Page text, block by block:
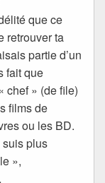
que ce
retrouver ta
partie d’un
fait que
chef » (de file)
films de
ou les BD.
plus
»,